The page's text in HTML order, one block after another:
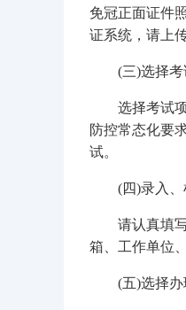
免冠正面证件
证系统，请上
(三)选择考
选择考试项
防控常态化要
试。
(四)录入、
请认真填写
箱、工作单位
(五)选择办